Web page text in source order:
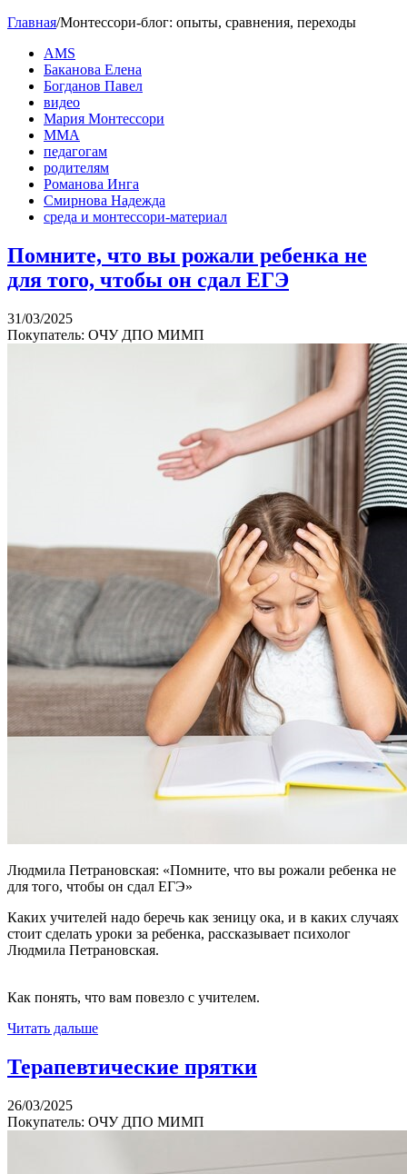
Главная/Монтессори-блог: опыты, сравнения, переходы
AMS
Баканова Елена
Богданов Павел
видео
Мария Монтессори
ММА
педагогам
родителям
Романова Инга
Смирнова Надежда
среда и монтессори-материал
Помните, что вы рожали ребенка не
для того, чтобы он сдал ЕГЭ
31/03/2025
Покупатель: ОЧУ ДПО МИМП
Людмила Петрановская: «Помните, что вы рожали ребенка не
для того, чтобы он сдал ЕГЭ»
Каких учителей надо беречь как зеницу ока, и в каких случаях
стоит сделать уроки за ребенка, рассказывает психолог
Людмила Петрановская.
Как понять, что вам повезло с учителем.
Читать дальше
​Терапевтические прятки
26/03/2025
Покупатель: ОЧУ ДПО МИМП